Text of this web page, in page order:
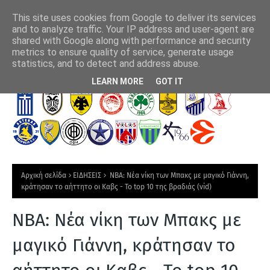
Ε
Υ
Τ
Ι
Α
Ε
της "Στη κούρσα απόκτησης του Αριάγκα η ΑΕΚ"
Αρχική σελίδα ΕΙΔΗΣΕΙΣ
NBA: Νέα νίκη των Μπακς με μαγικό Γιάννη,
κράτησαν το αήττητο οι Καβς - Το top 10 της βραδιάς (vid)
NBA: Νέα νίκη των Μπακς με
μαγικό Γιάννη, κράτησαν το
This site uses cookies from Google to deliver its services
and to analyze traffic. Your IP address and user-agent are
shared with Google along with performance and security
metrics to ensure quality of service, generate usage
statistics, and to detect and address abuse.
LEARN MORE GOT IT